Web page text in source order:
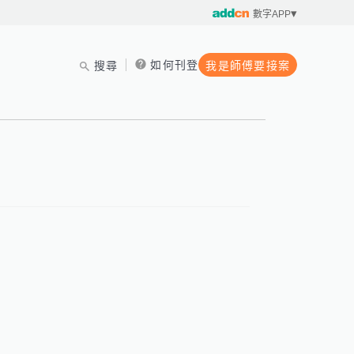
數字APP
搜尋 如何刊登 我是師傅要接案